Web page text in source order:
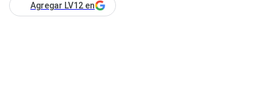
Agregar LV12 en